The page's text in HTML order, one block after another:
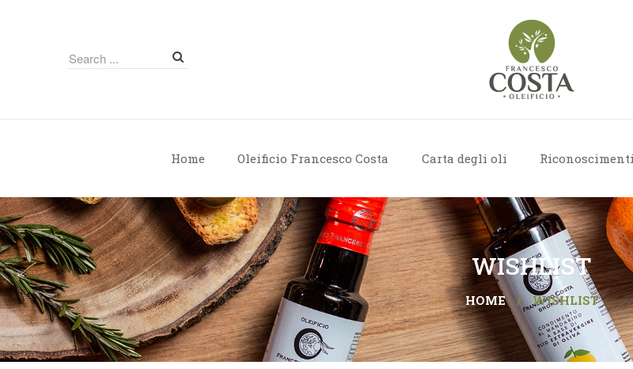
Home Oleificio Francesco Costa Carta degli oli Riconoscimenti
WISHLIST
HOME / WISHLIST